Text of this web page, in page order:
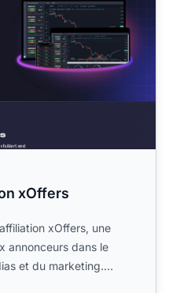
xOffers
xOffers, une
annonceurs dans le
et du marketing.